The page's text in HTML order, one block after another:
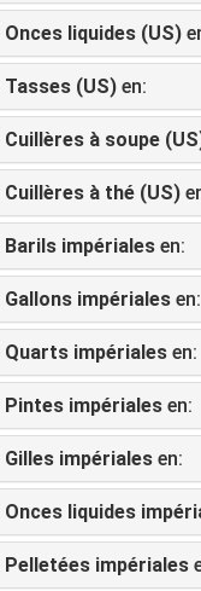
Onces liquides (US)
Tasses (US) en:
Cuillères à soupe
Cuillères à thé (US)
Barils impériales en:
Gallons impériales en:
Quarts impériales en:
Pintes impériales en:
Gilles impériales en:
Onces liquides
Pelletées impériales